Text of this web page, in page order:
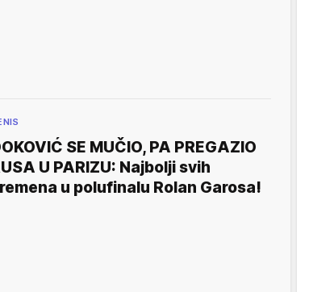
SE MUČIO, PA PREGAZIO
U PARIZU: Najbolji svih
u polufinalu Rolan Garosa!